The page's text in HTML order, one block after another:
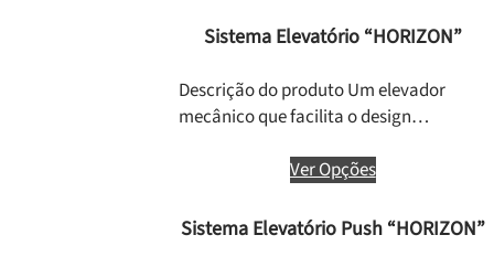
Sistema Elevatório “HORIZON”
Descrição do produto Um elevador
mecânico que facilita o design…
Ver Opções
Sistema Elevatório Push “HORIZON”